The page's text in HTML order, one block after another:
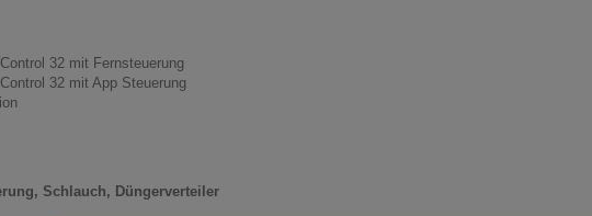
32 mit Fernsteuerung
32 mit App Steuerung
Schlauch, Düngerverteiler